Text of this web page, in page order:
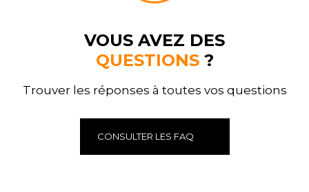
VOUS AVEZ DES
QUESTIONS?
Trouver les réponses à toutes vos questions
CONSULTER LES FAQ